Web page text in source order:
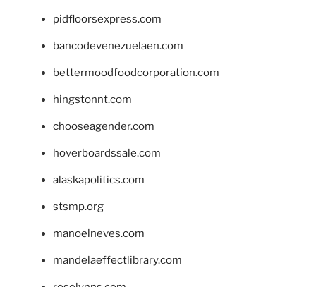
pidfloorsexpress.com
bancodevenezuelaen.com
bettermoodfoodcorporation.com
hingstonnt.com
chooseagender.com
hoverboardssale.com
alaskapolitics.com
stsmp.org
manoelneves.com
mandelaeffectlibrary.com